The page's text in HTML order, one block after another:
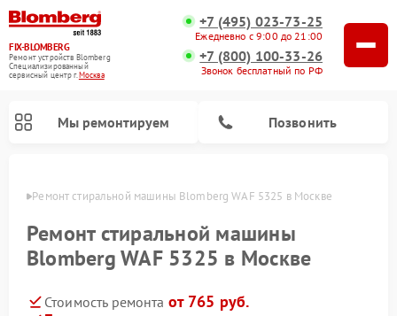
FIX-BLOMBERG
Ремонт устройств Blomberg
Специализированный
cервисный центр г.Москва
+7 (495) 023-73-25
Ежедневно с 9:00 до 21:00
+7 (800) 100-33-26
Звонок бесплатный по РФ
Мы ремонтируем Позвонить
Ремонт стиральной машины Blomberg WAF 5325 в Москве
Ремонт стиральной машины
Blomberg WAF 5325 в Москве
Стоимость ремонта от 765 руб.